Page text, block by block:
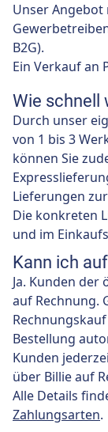
Unser
B2G).
Ein Verkauf an
Wie schnell
Durch unser
von 1 bis 3
können Sie
Lieferungen
Die konkreten
und im
Kann ich
Ja. Kunden
auf Rechnung.
Bestellung
Kunden
über Billie auf
Alle Details
Zahlungsarten.